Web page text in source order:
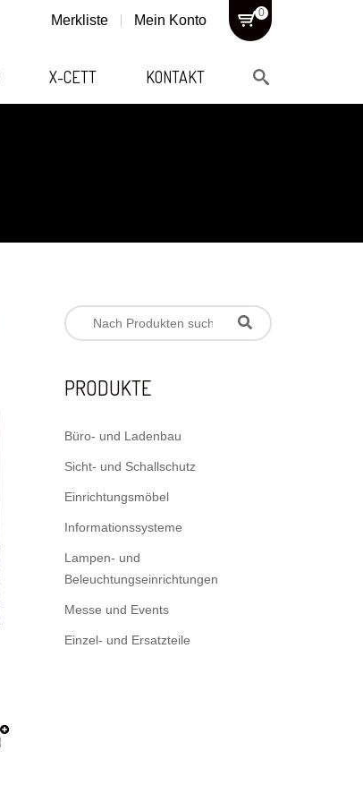
Merkliste Mein Konto 0
X-CETT KONTAKT
PRODUKTE
Büro- und Ladenbau
Sicht- und Schallschutz
Einrichtungsmöbel
Informationssysteme
Lampen- und
Beleuchtungseinrichtungen
Messe und Events
Einzel- und Ersatzteile